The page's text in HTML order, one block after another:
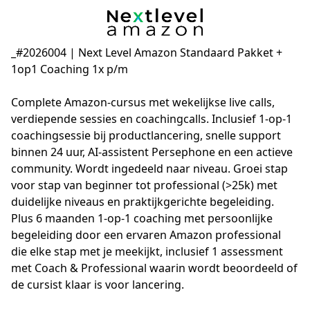
_#2026004 | Next Level Amazon Standaard Pakket +
1op1 Coaching 1x p/m
Complete Amazon-cursus met wekelijkse live calls,
verdiepende sessies en coachingcalls. Inclusief 1-op-1
coachingsessie bij productlancering, snelle support
binnen 24 uur, AI-assistent Persephone en een actieve
community. Wordt ingedeeld naar niveau. Groei stap
voor stap van beginner tot professional (>25k) met
duidelijke niveaus en praktijkgerichte begeleiding.
Plus 6 maanden 1-op-1 coaching met persoonlijke
begeleiding door een ervaren Amazon professional
die elke stap met je meekijkt, inclusief 1 assessment
met Coach & Professional waarin wordt beoordeeld of
de cursist klaar is voor lancering.